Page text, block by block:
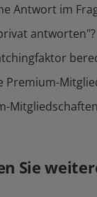
Antwort im
antworten"?
Premium-
Sie